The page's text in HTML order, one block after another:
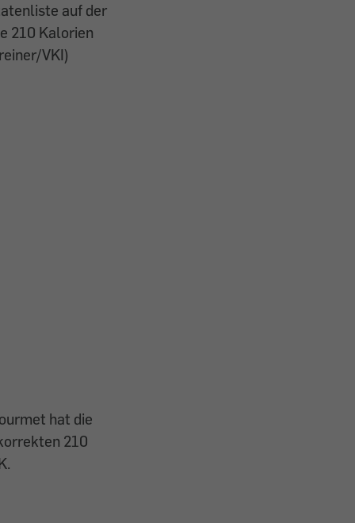
auf der
210 Kalorien
VKI)
hat die
210